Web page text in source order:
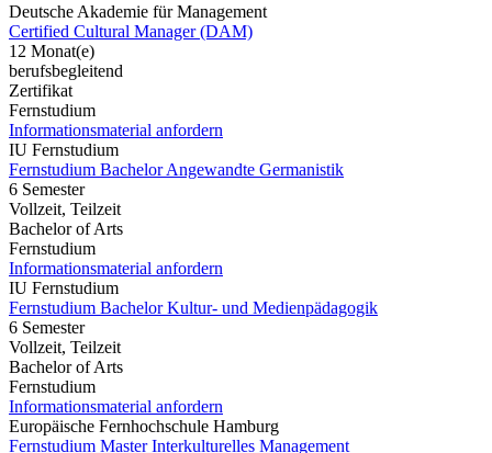
Deutsche Akademie für Management
Certified Cultural Manager (DAM)
12 Monat(e)
berufsbegleitend
Zertifikat
Fernstudium
Informationsmaterial anfordern
IU Fernstudium
Fernstudium Bachelor Angewandte Germanistik
6 Semester
Vollzeit, Teilzeit
Bachelor of Arts
Fernstudium
Informationsmaterial anfordern
IU Fernstudium
Fernstudium Bachelor Kultur- und Medienpädagogik
6 Semester
Vollzeit, Teilzeit
Bachelor of Arts
Fernstudium
Informationsmaterial anfordern
Europäische Fernhochschule Hamburg
Fernstudium Master Interkulturelles Management